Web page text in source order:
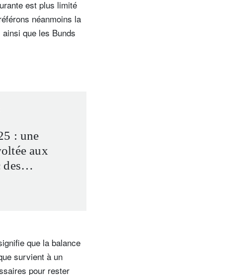
est plus limité
néanmoins la
que les Bunds
: une
aux
et
que la balance
survient à un
pour rester